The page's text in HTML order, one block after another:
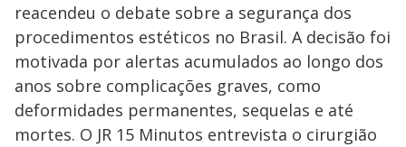
reacendeu o debate sobre a segurança dos
procedimentos estéticos no Brasil. A decisão foi
motivada por alertas acumulados ao longo dos
anos sobre complicações graves, como
deformidades permanentes, sequelas e até
mortes. O JR 15 Minutos entrevista o cirurgião